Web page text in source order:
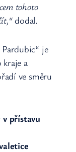
tohoto
dodal.
je
a
ve směru
v přístavu